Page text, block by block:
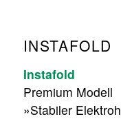
INSTAFOLD
Instafold
Premium Modell
»Stabiler